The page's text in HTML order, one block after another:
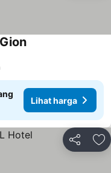
Lihat harga
Lihat harga
Bagikan